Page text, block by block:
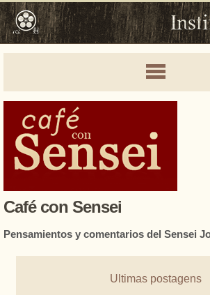
Café con Sensei
Pensamientos y comentarios del Sensei
Ultimas postagens